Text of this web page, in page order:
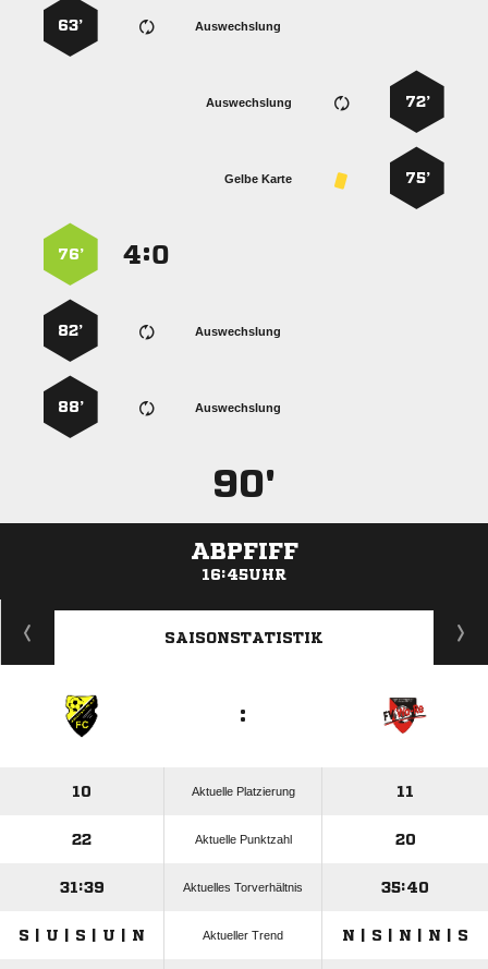
Auswechslung
63’
72’
Auswechslung
75’
Gelbe Karte
:
76’
Auswechslung
82’
Auswechslung
88’
90'
ABPFIFF
16:45UHR
ANZEIGE
SAISONSTATISTIK
:
10 Aktuelle Platzierung 11
22 Aktuelle Punktzahl 20
31:39 Aktuelles Torverhältnis 35:40
S | U | S | U | N Aktueller Trend N | S | N | N | S